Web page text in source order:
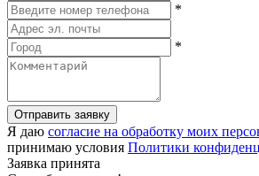
*
*
Отправить заявку
Я даю согласие на обработку моих
принимаю условия Политики
Заявка принята